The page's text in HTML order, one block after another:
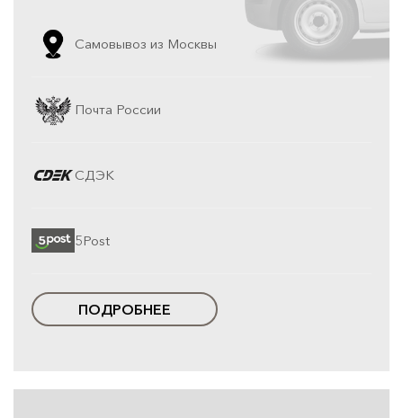
Самовывоз из Москвы
Почта России
СДЭК
5Post
ПОДРОБНЕЕ